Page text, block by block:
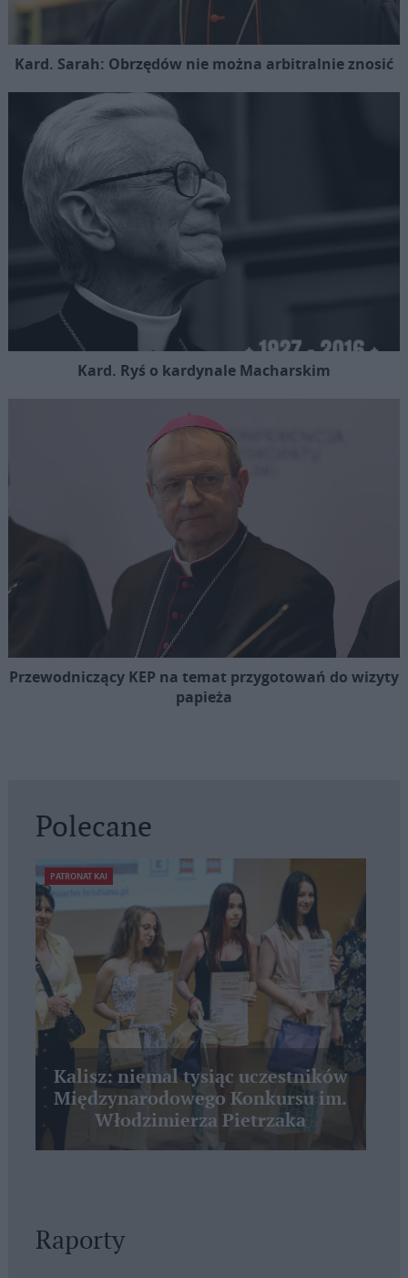
Kard. Sarah: Obrzędów nie można arbitralnie znosić
Kard. Ryś o kardynale Macharskim
Przewodniczący KEP na temat przygotowań do wizyty
papieża
Polecane
PATRONAT KAI
Kalisz: niemal tysiąc uczestników
Międzynarodowego Konkursu im.
Włodzimierza Pietrzaka
Raporty